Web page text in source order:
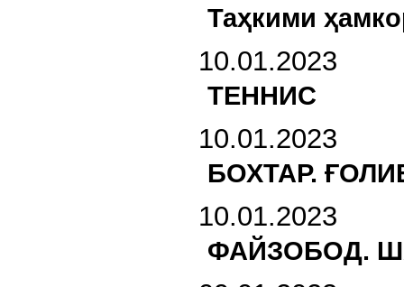
Таҳкими
10.01.2023
ТЕННИС
10.01.2023
БОХТАР.
10.01.2023
ФАЙЗОБОД.